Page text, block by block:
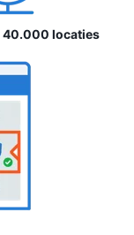
40.000 locaties